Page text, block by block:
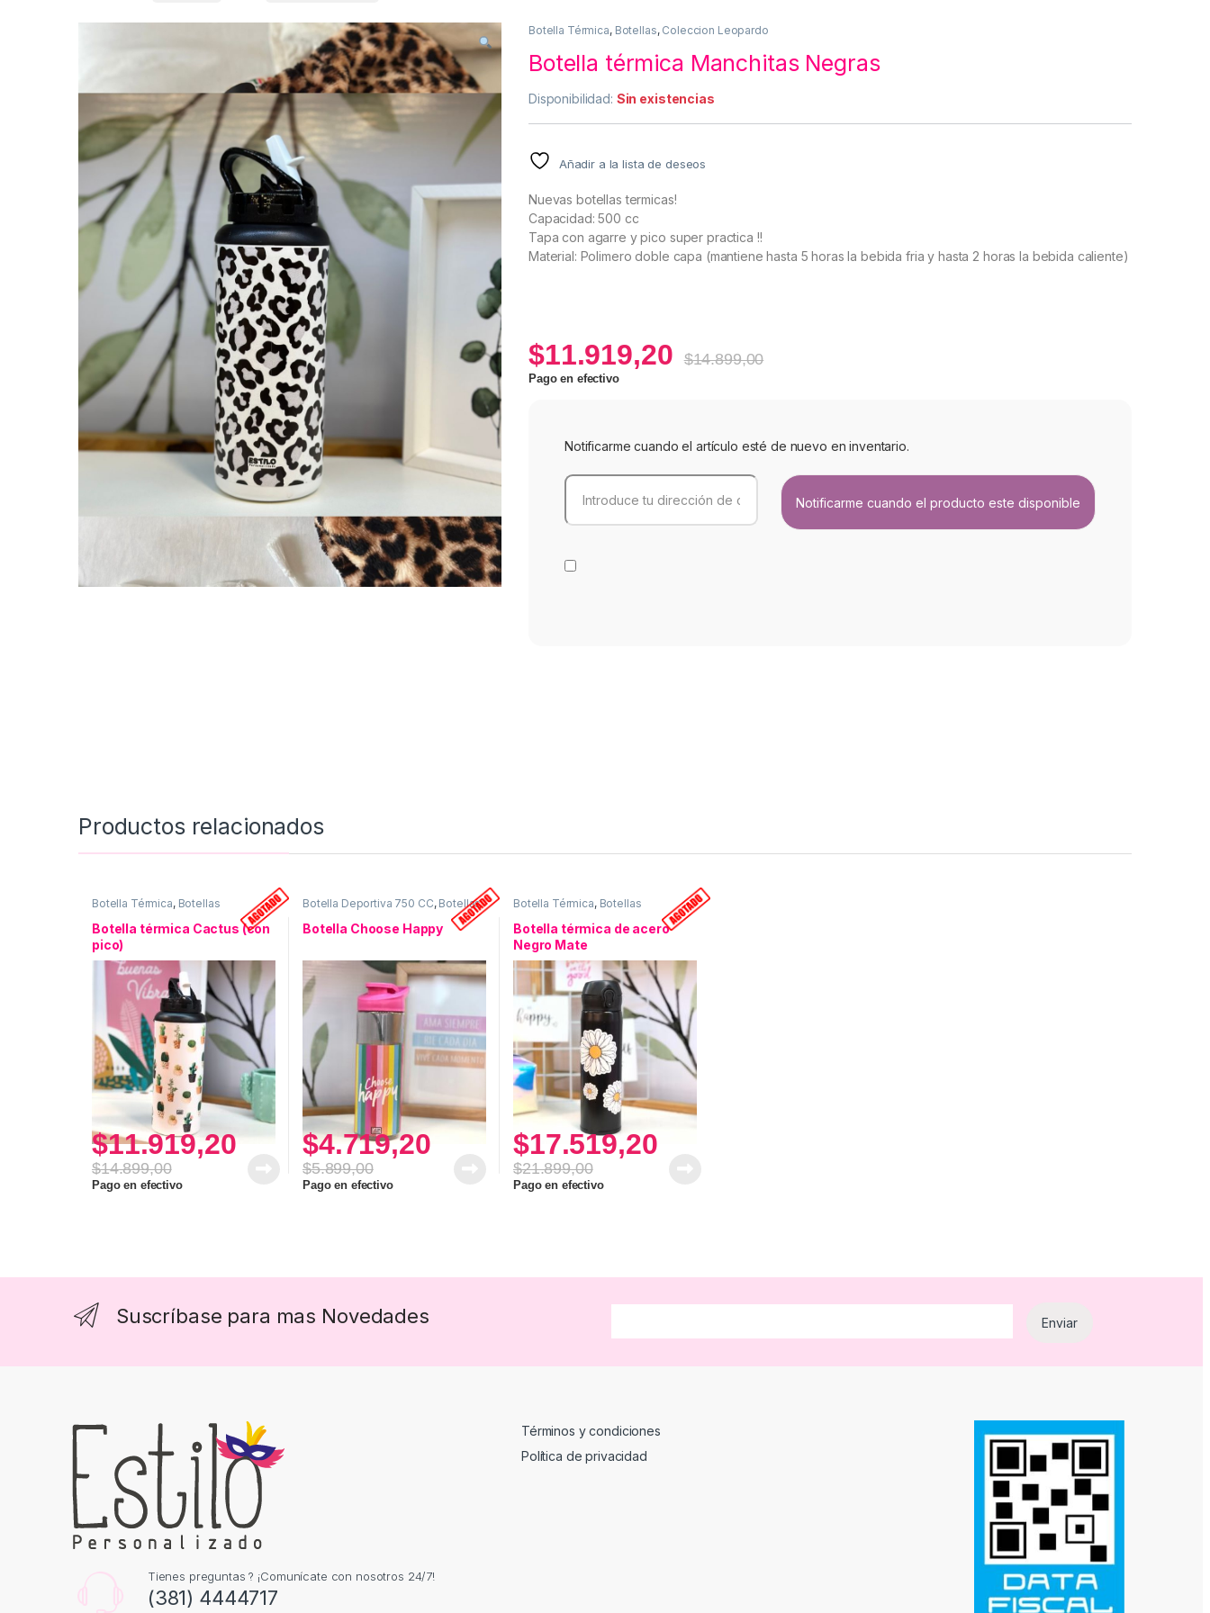
Botella Térmica, Botellas, Coleccion Leopardo
Botella térmica Manchitas Negras
Disponibilidad: Sin existencias
Añadir a la lista de deseos
Nuevas botellas termicas!
Capacidad: 500 cc
Tapa con agarre y pico super practica !!
Material: Polimero doble capa (mantiene hasta 5 horas la bebida fria y hasta 2 horas la bebida caliente)
$11.919,20 $14.899,00
Pago en efectivo
Notificarme cuando el artículo esté de nuevo en inventario.
Productos relacionados
Botella Térmica, Botellas
Botella térmica Cactus (con
pico)
$11.919,20
$14.899,00
Pago en efectivo
Botella Deportiva 750 CC, Botellas
Botella Choose Happy
$4.719,20
$5.899,00
Pago en efectivo
Botella Térmica, Botellas
Botella térmica de acero
Negro Mate
$17.519,20
$21.899,00
Pago en efectivo
Suscríbase para mas Novedades
Tienes preguntas ? ¡Comunícate con nosotros 24/7!
(381) 4444717
Términos y condiciones
Política de privacidad